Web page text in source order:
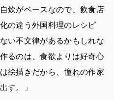
炊がベースなので、飲食店
の違う外国料理のレシピ
い不文律があるかもしれな
るのは、食欲よりは好奇心
絵描きだから、憧れの作家
す。」